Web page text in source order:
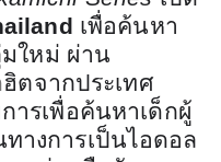
เพื่อค้นหา
ใหม่ ผ่าน
ฮิตจากประเทศ
ารเพื่อค้นหาเด็กผู้
างการเป็นไอดอล